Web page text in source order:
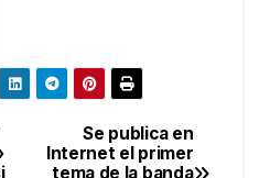
Se publica en
Internet el primer
tema de la banda